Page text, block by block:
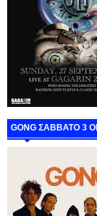
GONG ΣΑΒΒΑΤΟ 3